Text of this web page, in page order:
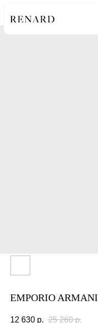
EMPORIO ARMANI
12 630 р. 25 260 р.